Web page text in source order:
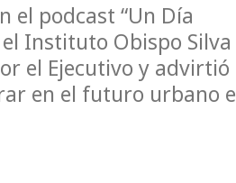
el podcast “Un Día
Instituto Obispo Silva
el Ejecutivo y advirtió
en el futuro urbano e